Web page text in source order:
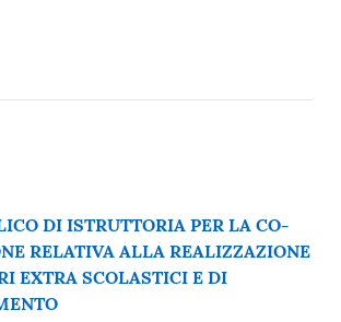
DI ISTRUTTORIA PER LA CO-
RELATIVA ALLA REALIZZAZIONE
EXTRA SCOLASTICI E DI